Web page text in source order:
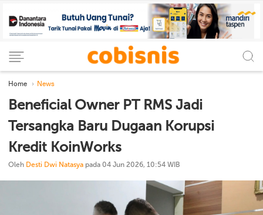
Home News
Beneficial Owner PT RMS Jadi
Tersangka Baru Dugaan Korupsi
Kredit KoinWorks
Oleh Desti Dwi Natasya pada 04 Jun 2026, 10:54 WIB